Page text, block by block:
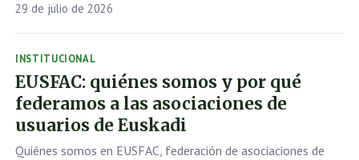
29 de julio de 2026
INSTITUCIONAL
EUSFAC: quiénes somos y por qué
federamos a las asociaciones de
usuarios de Euskadi
Quiénes somos en EUSFAC, federación de asociaciones de